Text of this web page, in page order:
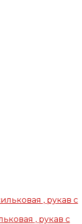
, рукав с